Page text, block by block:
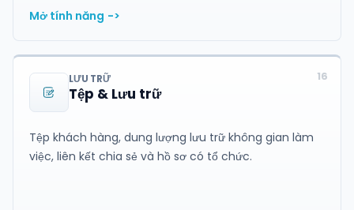
Mở tính năng ->
16
LƯU TRỮ
Tệp & Lưu trữ
Tệp khách hàng, dung lượng lưu trữ không gian làm
việc, liên kết chia sẻ và hồ sơ có tổ chức.